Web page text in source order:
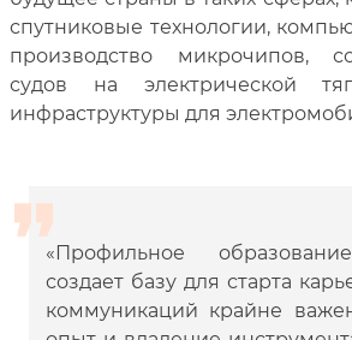
спутниковые технологии,
производство микрочипов,
судов на электрической
инфраструктуры для
«Профильное
создает базу для старта
коммуникаций крайне